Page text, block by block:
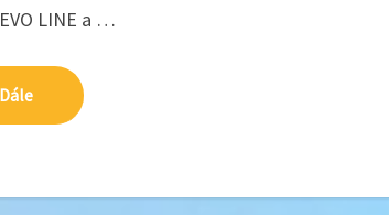
LINE a …
Číst Dále